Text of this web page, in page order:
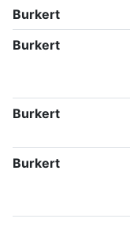
Burkert
Burkert
Burkert
Burkert